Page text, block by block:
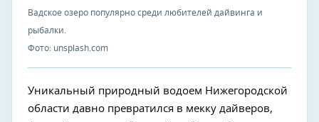
Вадское озеро популярно среди любителей дайвинга и
рыбалки.
Фото: unsplash.com
Уникальный природный водоем Нижегородской
области давно превратился в мекку дайверов,